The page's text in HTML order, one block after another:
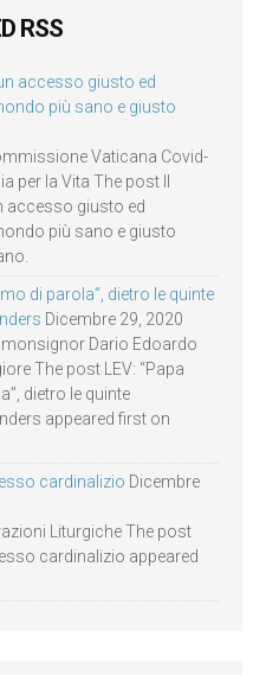
RSS
accesso giusto ed
più sano e giusto
Vaticana Covid-
per la Vita The post Il
accesso giusto ed
più sano e giusto
di parola”, dietro le quinte
Dicembre 29, 2020
Dario Edoardo
The post LEV: “Papa
dietro le quinte
appeared first on
cardinalizio Dicembre
Liturgiche The post
cardinalizio appeared